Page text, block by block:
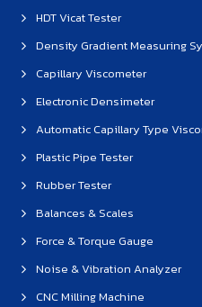
HDT Vicat Tester
Density Gradient Measuring
Capillary Viscometer
Electronic Densimeter
Automatic Capillary Type
Plastic Pipe Tester
Rubber Tester
Balances & Scales
Force & Torque Gauge
Noise & Vibration Analyzer
CNC Milling Machine